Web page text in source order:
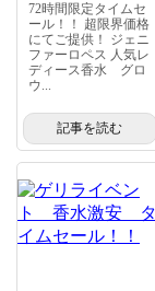
72時間限定タイムセ
ール！！ 超限界価格
にてご提供！ ジェニ
ファーロペス 人気レ
ディース香水 グロ
ウ...
記事を読む